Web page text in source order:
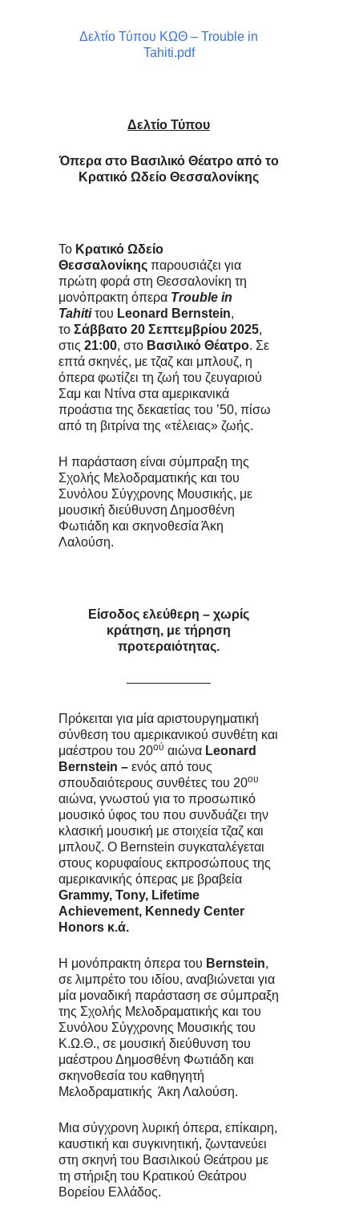
Δελτίο Τύπου ΚΩΘ – Trouble in
Tahiti.pdf
Δελτίο Τύπου
Όπερα στο Βασιλικό Θέατρο από το
Κρατικό Ωδείο Θεσσαλονίκης
Το Κρατικό Ωδείο
Θεσσαλονίκης παρουσιάζει για
πρώτη φορά στη Θεσσαλονίκη τη
μονόπρακτη όπερα Trouble in
Tahitiτου Leonard Bernstein,
το Σάββατο 20 Σεπτεμβρίου 2025,
στις 21:00, στο Βασιλικό Θέατρο. Σε
επτά σκηνές, με τζαζ και μπλουζ, η
όπερα φωτίζει τη ζωή του ζευγαριού
Σαμ και Ντίνα στα αμερικανικά
προάστια της δεκαετίας του ’50, πίσω
από τη βιτρίνα της «τέλειας» ζωής.
Η παράσταση είναι σύμπραξη της
Σχολής Μελοδραματικής και του
Συνόλου Σύγχρονης Μουσικής, με
μουσική διεύθυνση Δημοσθένη
Φωτιάδη και σκηνοθεσία Άκη
Λαλούση.
Είσοδος ελεύθερη – χωρίς
κράτηση, με τήρηση
προτεραιότητας.
——————–
Πρόκειται για μία αριστουργηματική
σύνθεση του αμερικανικού συνθέτη και
μαέστρου του 20ού αιώνα Leonard
Bernstein – ενός από τους
σπουδαιότερους συνθέτες του 20ου
αιώνα, γνωστού για το προσωπικό
μουσικό ύφος του που συνδυάζει την
κλασική μουσική με στοιχεία τζαζ και
μπλουζ. Ο Bernstein συγκαταλέγεται
στους κορυφαίους εκπροσώπους της
αμερικανικής όπερας με βραβεία
Grammy, Tony, Lifetime
Achievement, Kennedy Center
Honors κ.ά.
Η μονόπρακτη όπερα του Bernstein,
σε λιμπρέτο του ιδίου, αναβιώνεται για
μία μοναδική παράσταση σε σύμπραξη
της Σχολής Μελοδραματικής και του
Συνόλου Σύγχρονης Μουσικής του
Κ.Ω.Θ., σε μουσική διεύθυνση του
μαέστρου Δημοσθένη Φωτιάδη και
σκηνοθεσία του καθηγητή
Μελοδραματικής Άκη Λαλούση.
Μια σύγχρονη λυρική όπερα, επίκαιρη,
καυστική και συγκινητική, ζωντανεύει
στη σκηνή του Βασιλικού Θεάτρου με
τη στήριξη του Κρατικού Θεάτρου
Βορείου Ελλάδος.